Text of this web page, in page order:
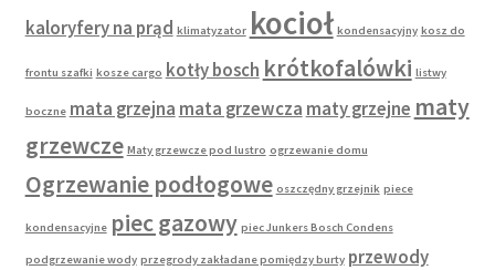
kaloryfery na prąd klimatyzator kocioł kondensacyjny kosz do
frontu szafki kosze cargo kotły bosch krótkofalówki listwy
boczne mata grzejna mata grzewcza maty grzejne maty
grzewcze Maty grzewcze pod lustro ogrzewanie domu
Ogrzewanie podłogowe oszczędny grzejnik piece
kondensacyjne piec gazowy piec Junkers Bosch Condens
podgrzewanie wody przegrody zakładane pomiędzy burty przewody